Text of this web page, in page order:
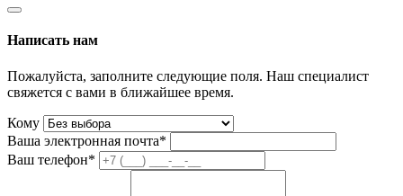
Написать нам
Пожалуйста, заполните следующие поля. Наш специалист
свяжется с вами в ближайшее время.
Кому
Ваша электронная почта*
Ваш телефон*